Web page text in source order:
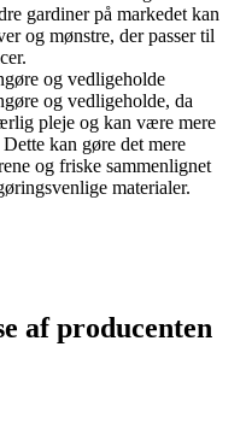
gardiner på markedet kan
og mønstre, der passer til
og vedligeholde
og vedligeholde, da
pleje og kan være mere
kan gøre det mere
og friske sammenlignet
materialer.
af producenten